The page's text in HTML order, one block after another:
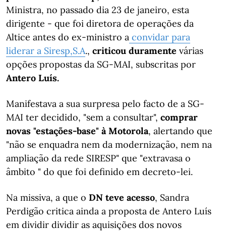
Ministra, no passado dia 23 de janeiro, esta
dirigente - que foi diretora de operações da
Altice antes do ex-ministro a convidar para
liderar a Siresp,S.A., criticou duramente várias
opções propostas da SG-MAI, subscritas por
Antero Luís.
Manifestava a sua surpresa pelo facto de a SG-
MAI ter decidido, "sem a consultar", comprar
novas "estações-base" à Motorola, alertando que
"não se enquadra nem da modernização, nem na
ampliação da rede SIRESP" que "extravasa o
âmbito " do que foi definido em decreto-lei.
Na missiva, a que o DN teve acesso, Sandra
Perdigão critica ainda a proposta de Antero Luís
em dividir dividir as aquisições dos novos